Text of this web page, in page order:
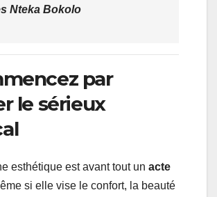
Nteka Bokolo
par
le sérieux
esthétique est avant tout un acte
si elle vise le confort, la beauté